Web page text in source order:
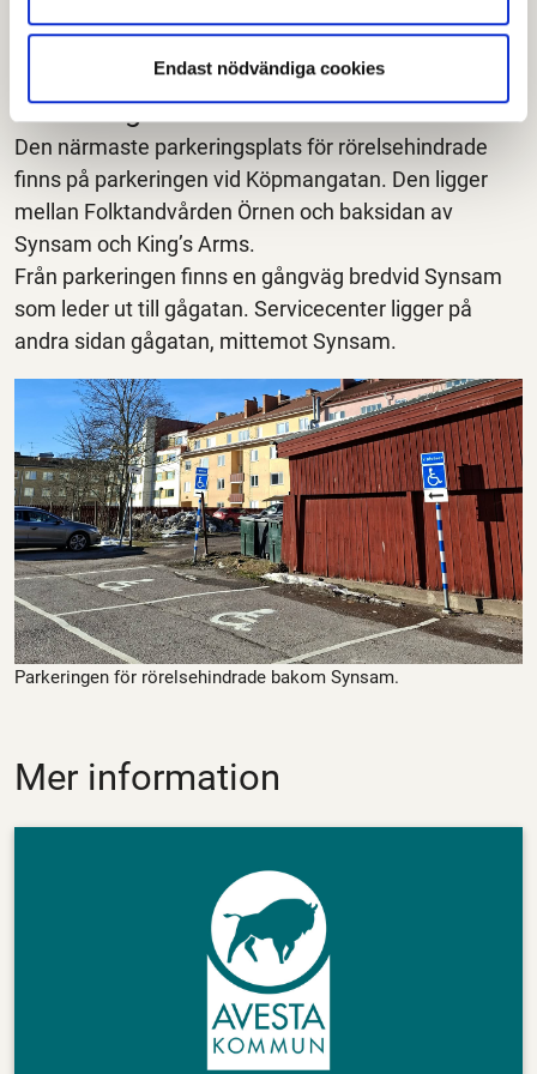
Endast nödvändiga cookies
Hjälpmedel
Parkering för rörelsehindrade
Den närmaste parkeringsplats för rörelsehindrade
finns på parkeringen vid Köpmangatan. Den ligger
mellan Folktandvården Örnen och baksidan av
Synsam och King’s Arms.
Från parkeringen finns en gångväg bredvid Synsam
som leder ut till gågatan. Servicecenter ligger på
andra sidan gågatan, mittemot Synsam.
Parkeringen för rörelsehindrade bakom Synsam.
Mer information